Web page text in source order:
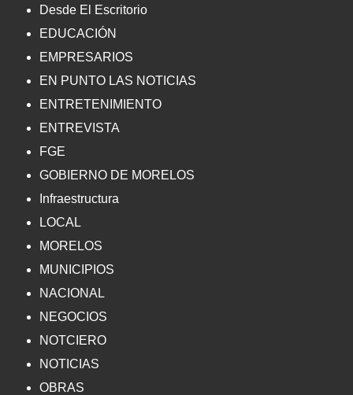
Desde El Escritorio
EDUCACIÓN
EMPRESARIOS
EN PUNTO LAS NOTICIAS
ENTRETENIMIENTO
ENTREVISTA
FGE
GOBIERNO DE MORELOS
Infraestructura
LOCAL
MORELOS
MUNICIPIOS
NACIONAL
NEGOCIOS
NOTCIERO
NOTICIAS
OBRAS